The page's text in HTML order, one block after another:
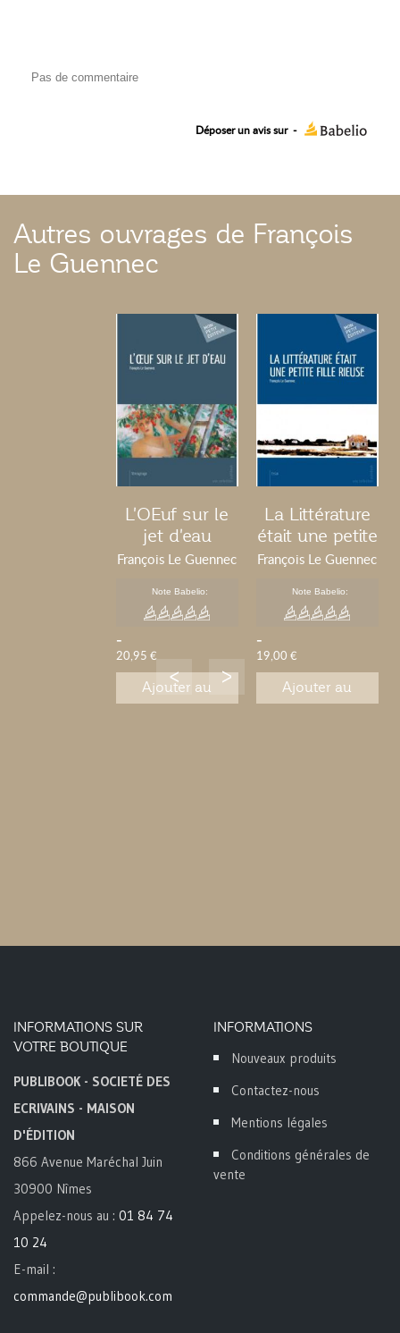
Pas de commentaire
Déposer un avis sur -
Autres ouvrages de François
Le Guennec
L'OEuf sur le
jet d'eau
François Le Guennec
Note Babelio:
-
20,95 €
Ajouter au
La Littérature
était une petite
fille rieuse
François Le Guennec
Note Babelio:
-
19,00 €
Ajouter au
INFORMATIONS SUR
VOTRE BOUTIQUE
PUBLIBOOK - SOCIETÉ DES
ECRIVAINS - MAISON
D'ÉDITION
866 Avenue Maréchal Juin
30900 Nîmes
Appelez-nous au : 01 84 74
10 24
E-mail :
commande@publibook.com
INFORMATIONS
Nouveaux produits
Contactez-nous
Mentions légales
Conditions générales de
vente